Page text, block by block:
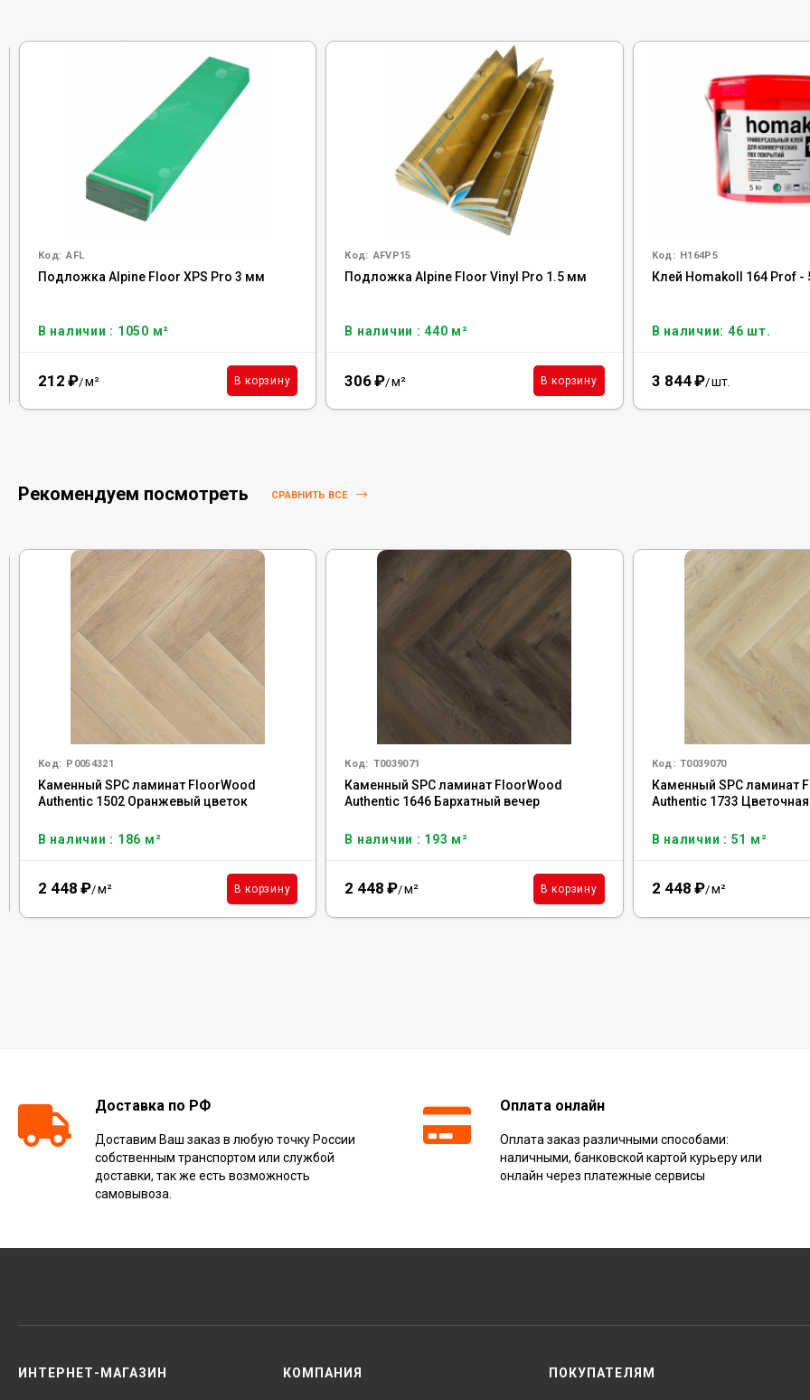
Код: AFL
Подложка Alpine Floor XPS Pro 3 мм
В наличии : 1050 м²
212 ₽/м² В корзину
Код: AFVP15
Подложка Alpine Floor Vinyl Pro 1.5 мм
В наличии : 440 м²
306₽/м² В корзину
Код: H164P5
Клей Homakoll 164 Prof -
В наличии: 46 шт.
3 844₽/шт.
Рекомендуем посмотреть СРАВНИТЬ ВСЕ
Код: Р0054321
Каменный SPC ламинат FloorWood
Authentic 1502 Оранжевый цветок
В наличии : 186 м²
2 448 ₽/м² В корзину
Код: Т0039071
Каменный SPC ламинат FloorWood
Authentic 1646 Бархатный вечер
В наличии : 193 м²
2 448 ₽/м² В корзину
Код: Т0039070
Каменный SPC ламинат
Authentic 1733
В наличии : 51 м²
2 448 ₽/м²
Доставка по РФ
Доставим Ваш заказ в любую точку России
собственным транспортом или службой
доставки, так же есть возможность
самовывоза.
Оплата онлайн
Оплата заказ различными способами:
наличными, банковской картой курьеру или
онлайн через платежные сервисы
ИНТЕРНЕТ-МАГАЗИН КОМПАНИЯ ПОКУПАТЕЛЯМ